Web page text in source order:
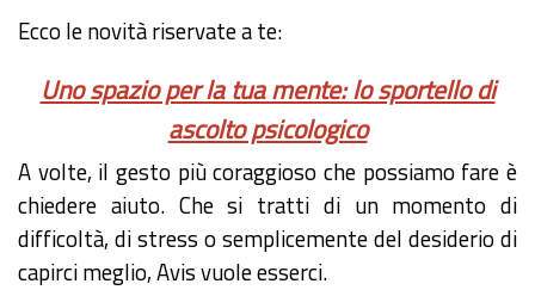
Ecco le novità riservate a te:
Uno spazio per la tua mente: lo sportello di
ascolto psicologico
A volte, il gesto più coraggioso che possiamo fare è
chiedere aiuto. Che si tratti di un momento di
difficoltà, di stress o semplicemente del desiderio di
capirci meglio, Avis vuole esserci.